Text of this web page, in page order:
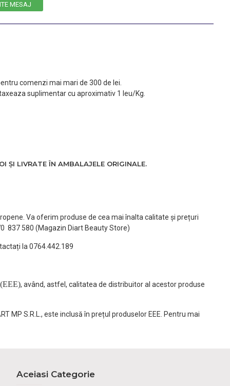
MESAJ
comenzi mai mari de 300 de lei.
suplimentar cu aproximativ 1 leu/Kg.
ȘI LIVRATE ÎN AMBALAJELE ORIGINALE.
Va oferim produse de cea mai înalta calitate și prețuri
837 580 (Magazin Diart Beauty Store)
la 0764.442.189
(EEE), având, astfel, calitatea de distribuitor al acestor produse
MP S.R.L., este inclusă în prețul produselor EEE. Pentru mai
Aceiasi Categorie